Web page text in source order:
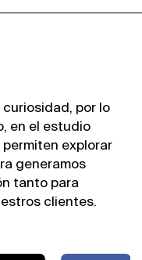
por lo
en el estudio
explorar
generamos
tanto para
clientes.